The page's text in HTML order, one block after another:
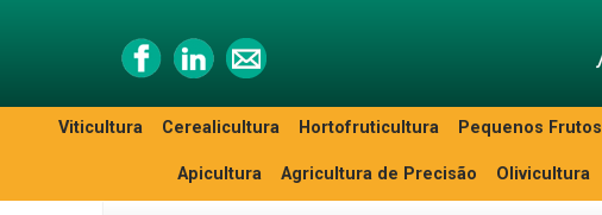
Viticultura Cerealicultura Hortofruticultura Pequenos Frutos
Apicultura Agricultura de Precisão Olivicultura